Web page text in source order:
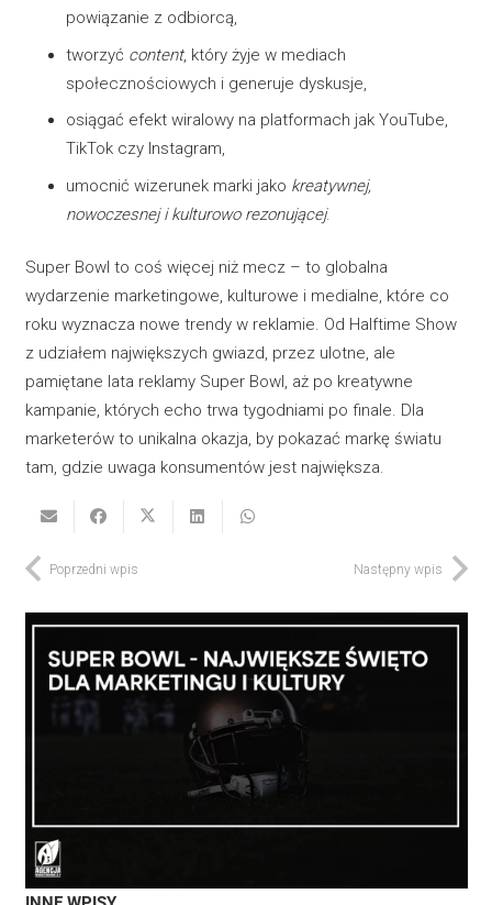
powiązanie z odbiorcą,
tworzyć content, który żyje w mediach
społecznościowych i generuje dyskusje,
osiągać efekt wiralowy na platformach jak YouTube,
TikTok czy Instagram,
umocnić wizerunek marki jako kreatywnej,
nowoczesnej i kulturowo rezonującej.
Super Bowl to coś więcej niż mecz – to globalna
wydarzenie marketingowe, kulturowe i medialne, które co
roku wyznacza nowe trendy w reklamie. Od Halftime Show
z udziałem największych gwiazd, przez ulotne, ale
pamiętane lata reklamy Super Bowl, aż po kreatywne
kampanie, których echo trwa tygodniami po finale. Dla
marketerów to unikalna okazja, by pokazać markę światu
tam, gdzie uwaga konsumentów jest największa.
Poprzedni wpis Następny wpis